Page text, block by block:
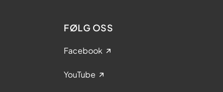
FØLG OSS
Facebook
YouTube